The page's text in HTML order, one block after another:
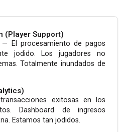
(Player Support)
— El procesamiento de pagos
jodido. Los jugadores no
Totalmente inundados de
exitosas en los
Dashboard de ingresos
Estamos tan jodidos.